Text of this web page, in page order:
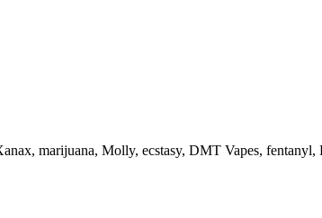
marijuana, Molly, ecstasy, DMT Vapes,